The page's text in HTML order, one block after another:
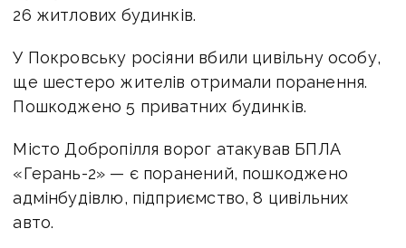
26 житлових будинків.
У Покровську росіяни вбили цивільну особу,
ще шестеро жителів отримали поранення.
Пошкоджено 5 приватних будинків.
Місто Добропілля ворог атакував БПЛА
«Герань-2» — є поранений, пошкоджено
адмінбудівлю, підприємство, 8 цивільних
авто.